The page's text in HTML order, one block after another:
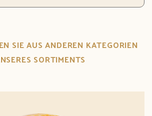
SIE AUS ANDEREN KATEGORIEN
SORTIMENTS